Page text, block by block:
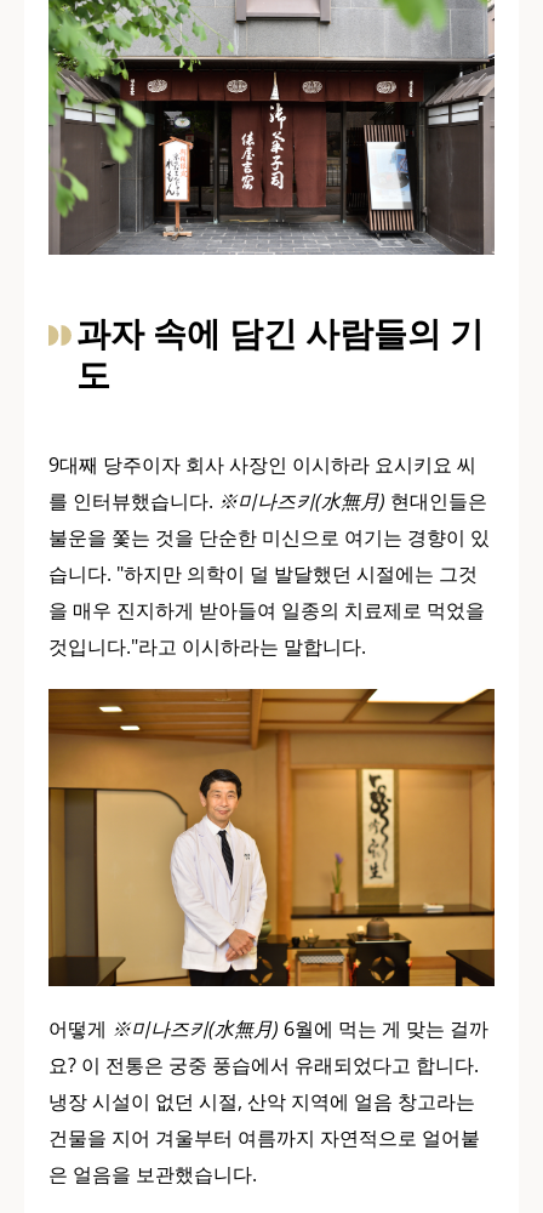
과자 속에 담긴 사람들의 기
도
9대째 당주이자 회사 사장인 이시하라 요시키요 씨
를 인터뷰했습니다. ※미나즈키(水無月) 현대인들은
불운을 쫓는 것을 단순한 미신으로 여기는 경향이 있
습니다. "하지만 의학이 덜 발달했던 시절에는 그것
을 매우 진지하게 받아들여 일종의 치료제로 먹었을
것입니다."라고 이시하라는 말합니다.
어떻게 ※미나즈키(水無月) 6월에 먹는 게 맞는 걸까
요? 이 전통은 궁중 풍습에서 유래되었다고 합니다.
냉장 시설이 없던 시절, 산악 지역에 얼음 창고라는
건물을 지어 겨울부터 여름까지 자연적으로 얼어붙
은 얼음을 보관했습니다.